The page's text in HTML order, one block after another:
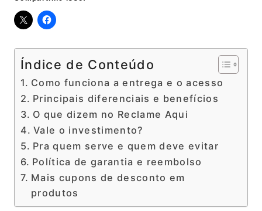
Índice de Conteúdo
Como funciona a entrega e o acesso
Principais diferenciais e benefícios
O que dizem no Reclame Aqui
Vale o investimento?
Pra quem serve e quem deve evitar
Política de garantia e reembolso
Mais cupons de desconto em
produtos